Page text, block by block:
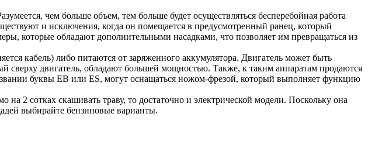
чем больше объем, тем больше будет осуществляться бесперебойная работа
и исключения, когда он помещается в предусмотренный ранец, который
которые обладают дополнительными насадками, что позволяет им превращаться из
кабель) либо питаются от заряженного аккумулятора. Двигатель может быть
сверху двигатель, обладают большей мощностью. Также, к таким аппаратам продаются
буквы EB или ES, могут оснащаться ножом-фрезой, который выполняет функцию
2 сотках скашивать траву, то достаточно и электрической модели. Поскольку она
выбирайте бензиновые варианты.